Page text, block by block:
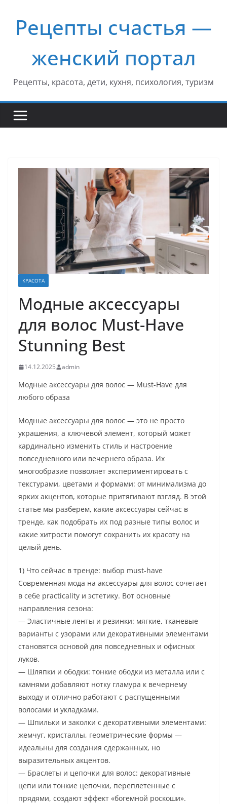
содержимому
Рецепты счастья —
женский портал
Рецепты, красота, дети, кухня, психология, туризм
КРАСОТА
Модные аксессуары
для волос Must-Have
Stunning Best
14.12.2025 admin
Модные аксессуары для волос — Must-Have для
любого образа
Модные аксессуары для волос — это не просто
украшения, а ключевой элемент, который может
кардинально изменить стиль и настроение
повседневного или вечернего образа. Их
многообразие позволяет экспериментировать с
текстурами, цветами и формами: от минимализма до
ярких акцентов, которые притягивают взгляд. В этой
статье мы разберем, какие аксессуары сейчас в
тренде, как подобрать их под разные типы волос и
какие хитрости помогут сохранить их красоту на
целый день.
1) Что сейчас в тренде: выбор must-have
Современная мода на аксессуары для волос сочетает
в себе practicality и эстетику. Вот основные
направления сезона:
— Эластичные ленты и резинки: мягкие, тканевые
варианты с узорами или декоративными элементами
становятся основой для повседневных и офисных
луков.
— Шляпки и ободки: тонкие ободки из металла или с
камнями добавляют нотку гламура к вечернему
выходу и отлично работают с распущенными
волосами и укладками.
— Шпильки и заколки с декоративными элементами:
жемчуг, кристаллы, геометрические формы —
идеальны для создания сдержанных, но
выразительных акцентов.
— Браслеты и цепочки для волос: декоративные
цепи или тонкие цепочки, переплетенные с
прядями, создают эффект «богемной роскоши».